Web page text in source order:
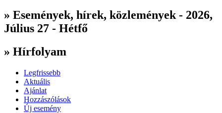
» Események, hírek, közlemények - 2026,
Július 27 - Hétfő
» Hírfolyam
Legfrissebb
Aktuális
Ajánlat
Hozzászólások
Új esemény